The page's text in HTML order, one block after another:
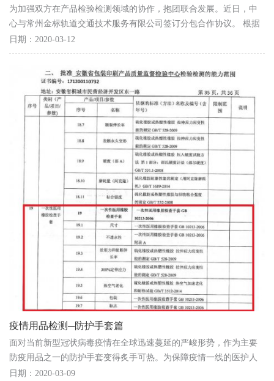
为加强双方在产品检验检测领域的协作，抱团联合发展。近日，中
心与常州金标轨道交通技术服务有限公司签订分包合作协议。 根据
协议，双方将共同遵照国家实验室认可以及资质认定...
日期：2020-03-12
疫情用品检测─防护手套篇
面对当前新型冠状病毒疫情在全球迅速蔓延的严峻形势，作为主要
防疫用品之一的防护手套变得炙手可热。为保障疫情一线的医护人
员和广大居民的人身健康，加强对该类产品的检测，...
日期：2020-03-09